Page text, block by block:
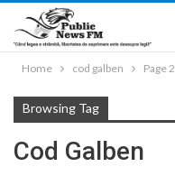
Home cod galben Page 2
Browsing Tag
Cod Galben